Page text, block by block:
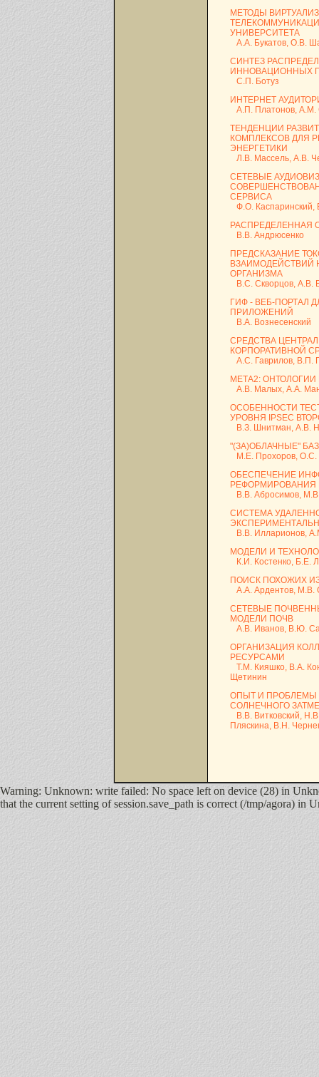
МЕТОДЫ
УНИВЕРСИТЕТА
А.А. Букатов, О.В.
СИНТЕЗ
ИННОВАЦИОННЫХ
С.П. Ботуз
ИНТЕРНЕТ
А.П. Платонов, А.М.
ТЕНДЕНЦИИ
КОМПЛЕКСОВ ДЛЯ
ЭНЕРГЕТИКИ
Л.В. Массель, А.В.
СЕТЕВЫЕ
СЕРВИСА
Ф.О. Каспаринский,
РАСПРЕДЕЛЕННАЯ
В.В. Андрюсенко
ПРЕДСКАЗАНИЕ
ВЗАИМОДЕЙСТВИЙ
ОРГАНИЗМА
В.С. Скворцов, А.В.
ГИФ - ВЕБ-ПОРТАЛ
ПРИЛОЖЕНИЙ
В.А. Вознесенский
СРЕДСТВА
КОРПОРАТИВНОЙ
А.С. Гаврилов, В.П.
МЕТА2:
А.В. Малых, А.А.
ОСОБЕННОСТИ
УРОВНЯ IPSEC
В.З. Шнитман, А.В.
"(ЗА)ОБЛАЧНЫЕ"
М.Е. Прохоров, О.С.
ОБЕСПЕЧЕНИЕ
В.В. Абросимов,
СИСТЕМА
В.В. Илларионов,
МОДЕЛИ И
К.И. Костенко, Б.Е.
ПОИСК ПОХОЖИХ
А.А. Ардентов, М.В.
СЕТЕВЫЕ
МОДЕЛИ ПОЧВ
А.В. Иванов, В.Ю.
ОРГАНИЗАЦИЯ
РЕСУРСАМИ
Т.М. Кияшко, В.А.
Щетинин
ОПЫТ И ПРОБЛЕМЫ
СОЛНЕЧНОГО
В.В. Витковский,
Пляскина, В.Н.
Warning: Unknown: write failed: No space left on device (28) in
that the current setting of session.save_path is correct (/tmp/agora) in